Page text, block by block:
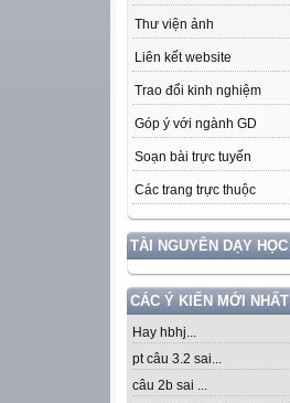
Thư viện ảnh
Liên kết website
Trao đổi kinh nghiệm
Góp ý với ngành GD
Soạn bài trực tuyến
Các trang trực thuộc
TÀI NGUYÊN DẠY HỌC
CÁC Ý KIẾN MỚI NHẤT
Hay hbhj...
pt câu 3.2 sai...
câu 2b sai ...